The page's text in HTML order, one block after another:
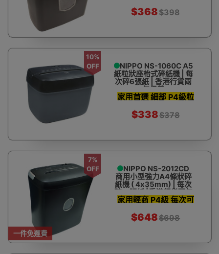
$368$398
10%
OFF
NIPPO NS-1060C A5
紙粒狀座枱式碎紙機 | 每
次碎6張紙 | 香港行貨兩
年保養
家用首選 細部 P4級粒
$338$378
一件免運費
7%
OFF
NIPPO NS-2012CD
商用小型強力A4條狀碎
紙機 ( 4x35mm) | 每次
碎12張紙 |香港行貨兩年
保養
家用輕商 P4級 每次可
$648$698